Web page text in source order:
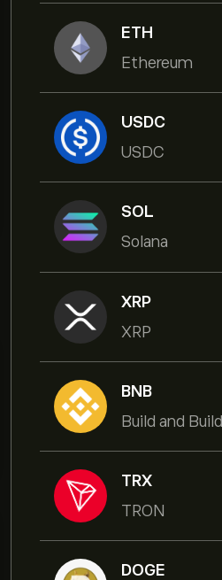
ETH
Ethereum
USDC
USDC
SOL
Solana
XRP
XRP
BNB
Build and Build
TRX
TRON
DOGE